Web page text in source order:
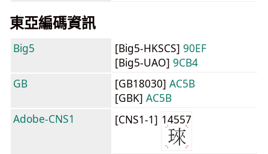
東亞編碼資訊
Big5 [Big5-HKSCS] 90EF
[Big5-UAO] 9CB4
GB
[GB18030] AC5B
[GBK] AC5B
Adobe-CNS1
[CNS1-1] 14557